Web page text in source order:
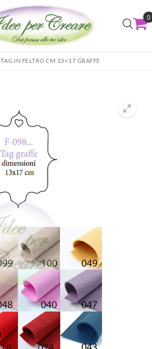
0
TAG IN FELTRO CM 13×17 GRAFFE